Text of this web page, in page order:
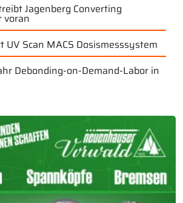
Jagenberg Converting
voran
Scan MACS Dosismesssystem
Debonding-on-Demand-Labor in